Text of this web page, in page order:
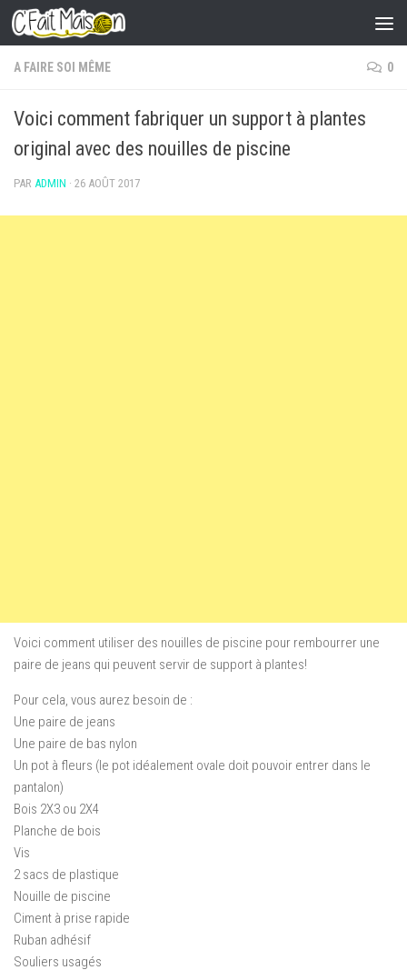
Skip to content
A FAIRE SOI MÊME 0
Voici comment fabriquer un support à plantes
original avec des nouilles de piscine
PAR ADMIN · 26 AOÛT 2017
Voici comment utiliser des nouilles de piscine pour rembourrer une
paire de jeans qui peuvent servir de support à plantes!
Pour cela, vous aurez besoin de :
Une paire de jeans
Une paire de bas nylon
Un pot à fleurs (le pot idéalement ovale doit pouvoir entrer dans le
pantalon)
Bois 2X3 ou 2X4
Planche de bois
Vis
2 sacs de plastique
Nouille de piscine
Ciment à prise rapide
Ruban adhésif
Souliers usagés